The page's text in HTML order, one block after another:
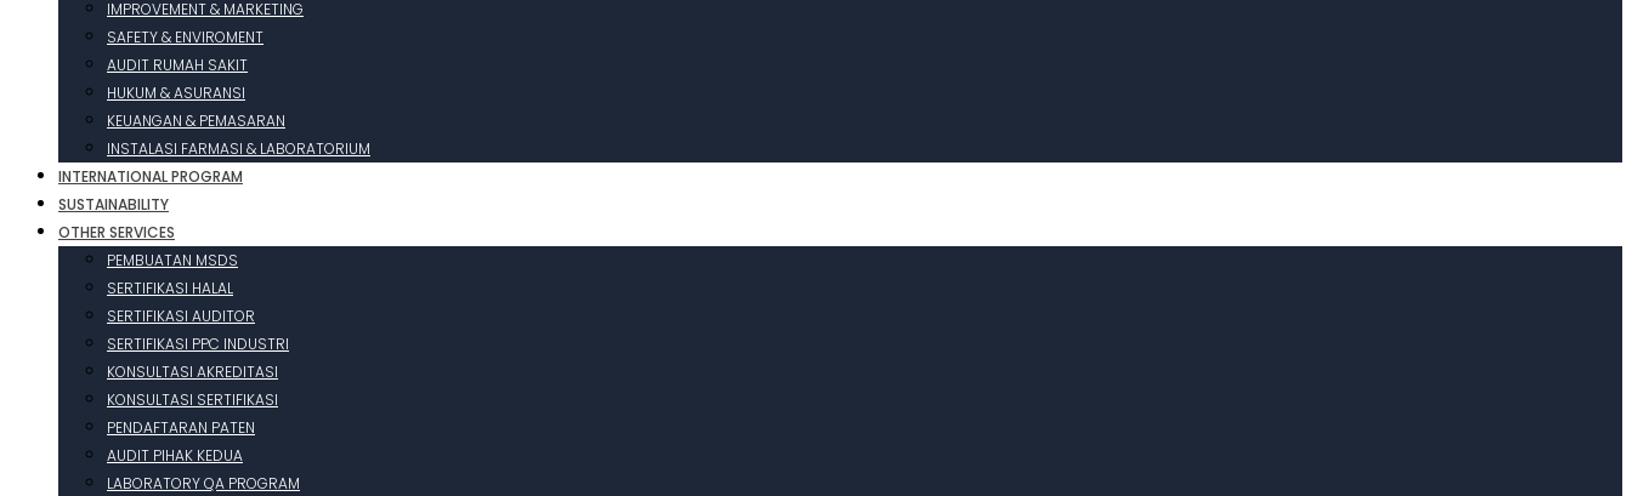
IMPROVEMENT & MARKETING
SAFETY & ENVIROMENT
AUDIT RUMAH SAKIT
HUKUM & ASURANSI
KEUANGAN & PEMASARAN
INSTALASI FARMASI & LABORATORIUM
INTERNATIONAL PROGRAM
SUSTAINABILITY
OTHER SERVICES
PEMBUATAN MSDS
SERTIFIKASI HALAL
SERTIFIKASI AUDITOR
SERTIFIKASI PPC INDUSTRI
KONSULTASI AKREDITASI
KONSULTASI SERTIFIKASI
PENDAFTARAN PATEN
AUDIT PIHAK KEDUA
LABORATORY QA PROGRAM